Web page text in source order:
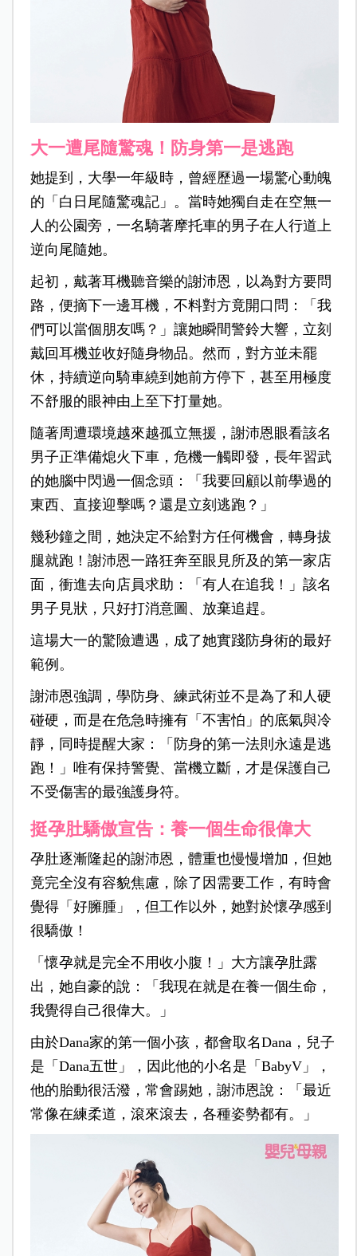
大一遭尾隨驚魂！防身第一是逃跑
她提到，大學一年級時，曾經歷過一場驚心動魄
的「白日尾隨驚魂記」。當時她獨自走在空無一
人的公園旁，一名騎著摩托車的男子在人行道上
逆向尾隨她。
起初，戴著耳機聽音樂的謝沛恩，以為對方要問
路，便摘下一邊耳機，不料對方竟開口問：「我
們可以當個朋友嗎？」讓她瞬間警鈴大響，立刻
戴回耳機並收好隨身物品。然而，對方並未罷
休，持續逆向騎車繞到她前方停下，甚至用極度
不舒服的眼神由上至下打量她。
隨著周遭環境越來越孤立無援，謝沛恩眼看該名
男子正準備熄火下車，危機一觸即發，長年習武
的她腦中閃過一個念頭：「我要回顧以前學過的
東西、直接迎擊嗎？還是立刻逃跑？」
幾秒鐘之間，她決定不給對方任何機會，轉身拔
腿就跑！謝沛恩一路狂奔至眼見所及的第一家店
面，衝進去向店員求助：「有人在追我！」該名
男子見狀，只好打消意圖、放棄追趕。
這場大一的驚險遭遇，成了她實踐防身術的最好
範例。
謝沛恩強調，學防身、練武術並不是為了和人硬
碰硬，而是在危急時擁有「不害怕」的底氣與冷
靜，同時提醒大家：「防身的第一法則永遠是逃
跑！」唯有保持警覺、當機立斷，才是保護自己
不受傷害的最強護身符。
挺孕肚驕傲宣告：養一個生命很偉大
孕肚逐漸隆起的謝沛恩，體重也慢慢增加，但她
竟完全沒有容貌焦慮，除了因需要工作，有時會
覺得「好臃腫」，但工作以外，她對於懷孕感到
很驕傲！
「懷孕就是完全不用收小腹！」大方讓孕肚露
出，她自豪的說：「我現在就是在養一個生命，
我覺得自己很偉大。」
由於Dana家的第一個小孩，都會取名Dana，兒子
是「Dana五世」，因此他的小名是「BabyV」，
他的胎動很活潑，常會踢她，謝沛恩說：「最近
常像在練柔道，滾來滾去，各種姿勢都有。」